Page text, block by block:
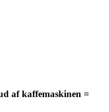
af kaffemaskinen =